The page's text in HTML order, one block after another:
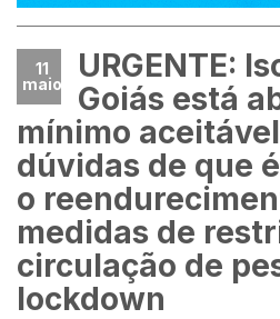
11
maio
URGENTE:
Goiás está
mínimo
dúvidas de que
o
medidas de
circulação de
lockdown